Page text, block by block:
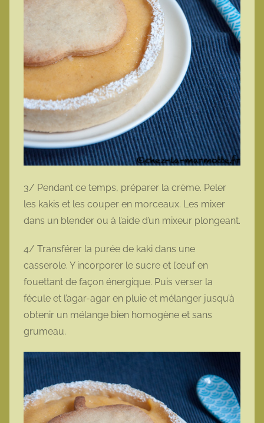
3/ Pendant ce temps, préparer la crème. Peler
les kakis et les couper en morceaux. Les mixer
dans un blender ou à l’aide d’un mixeur plongeant.
4/ Transférer la purée de kaki dans une
casserole. Y incorporer le sucre et l’œuf en
fouettant de façon énergique. Puis verser la
fécule et l’agar-agar en pluie et mélanger jusqu’à
obtenir un mélange bien homogène et sans
grumeau.